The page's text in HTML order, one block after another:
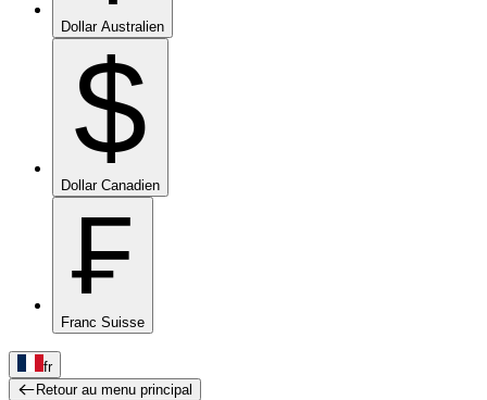
Dollar Australien
$
Dollar Canadien
₣
Franc Suisse
fr
Retour au menu principal